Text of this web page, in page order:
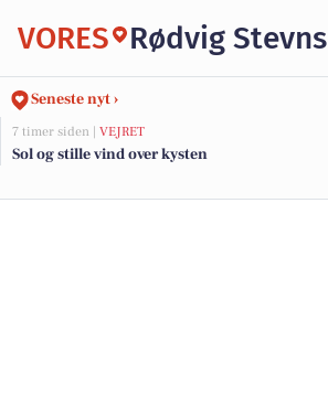
VORES Rødvig Stevns
Seneste nyt ›
7 timer siden | VEJRET
Sol og stille vind over kysten